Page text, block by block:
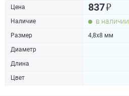
Цена 837₽
Наличие в наличии
Размер
4,8х8 мм
Диаметр
Длина
Цвет